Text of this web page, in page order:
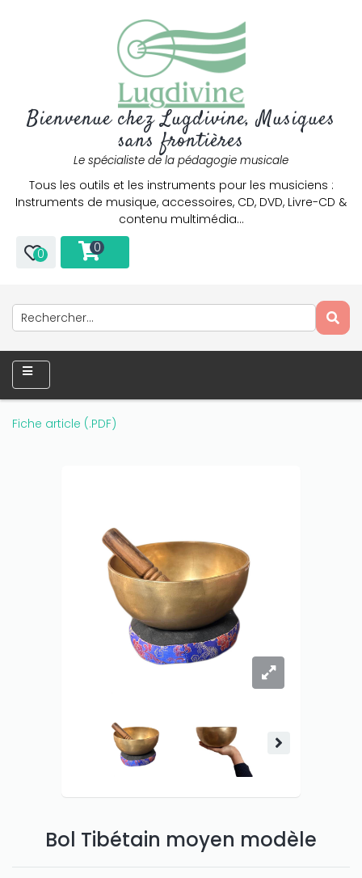
Bienvenue chez Lugdivine, Musiques
sans frontières
Le spécialiste de la pédagogie musicale
Tous les outils et les instruments pour les musiciens :
Instruments de musique, accessoires, CD, DVD, Livre-CD &
contenu multimédia…
0 0
Fiche article (.PDF)
Bol Tibétain moyen modèle